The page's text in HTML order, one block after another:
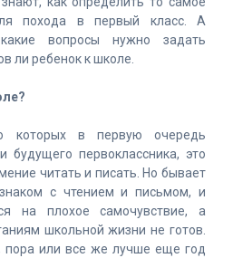
похода в первый класс. А
вопросы нужно задать
ли ребенок к школе.
которых в первую очередь
будущего первоклассника, это
читать и писать. Но бывает
с чтением и письмом, и
на плохое самочувствие, а
школьной жизни не готов.
пора или все же лучше еще год